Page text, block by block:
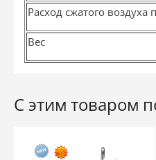
Расход сжатого воздуха
Вес
С этим товаром